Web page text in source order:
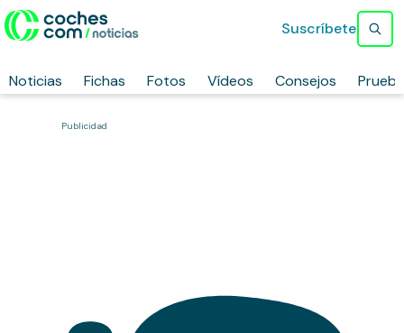
Noticias Fichas Fotos Vídeos Consejos
Suscríbete
Publicidad